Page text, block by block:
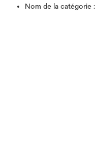
Nom de la catégorie :